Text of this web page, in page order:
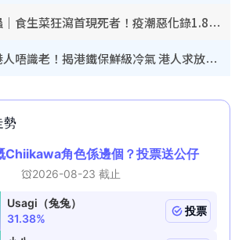
奪命寄生蟲｜食生菜狂瀉首現死者！疫潮惡化錄1.8萬宗病例 揭洗菜3大謬誤
內地客歎港人唔識老！揭港鐵保鮮級冷氣 港人求放過：咪投訴